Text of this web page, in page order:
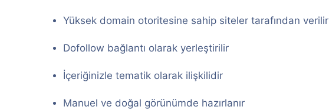
Yüksek domain otoritesine sahip siteler tarafından verilir
Dofollow bağlantı olarak yerleştirilir
İçeriğinizle tematik olarak ilişkilidir
Manuel ve doğal görünümde hazırlanır